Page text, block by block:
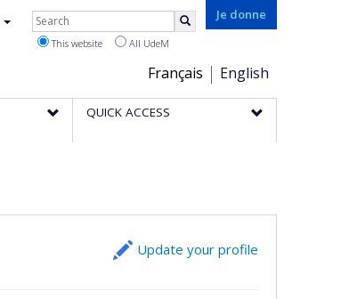
Je donne
Choix
de
la
Français English
Rechercher
This website All UdeM
QUICK ACCESS
Update your profile